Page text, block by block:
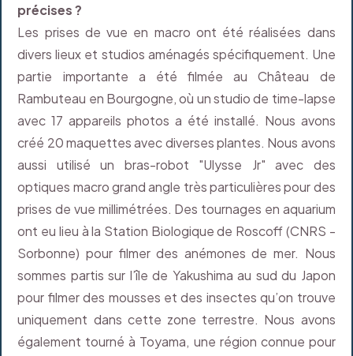
précises ?
Les prises de vue en macro ont été réalisées dans
divers lieux et studios aménagés spécifiquement. Une
partie importante a été filmée au Château de
Rambuteau en Bourgogne, où un studio de time-lapse
avec 17 appareils photos a été installé. Nous avons
créé 20 maquettes avec diverses plantes. Nous avons
aussi utilisé un bras-robot "Ulysse Jr" avec des
optiques macro grand angle très particulières pour des
prises de vue millimétrées. Des tournages en aquarium
ont eu lieu à la Station Biologique de Roscoff (CNRS -
Sorbonne) pour filmer des anémones de mer. Nous
sommes partis sur l’île de Yakushima au sud du Japon
pour filmer des mousses et des insectes qu’on trouve
uniquement dans cette zone terrestre. Nous avons
également tourné à Toyama, une région connue pour